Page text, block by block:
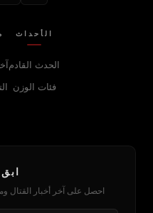
الأحداث
الحدث القادم
فئات الوزن
احصل على آخر أخبار القتال